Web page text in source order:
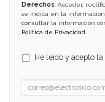
Derechos: Acceder,
se indica en la información
consultar la información
Política de Privacidad
He leído y acepto la